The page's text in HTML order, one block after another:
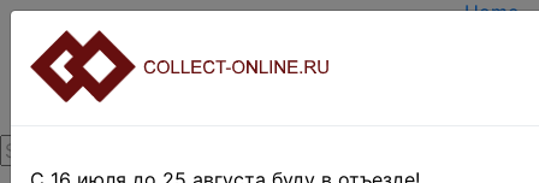
Home